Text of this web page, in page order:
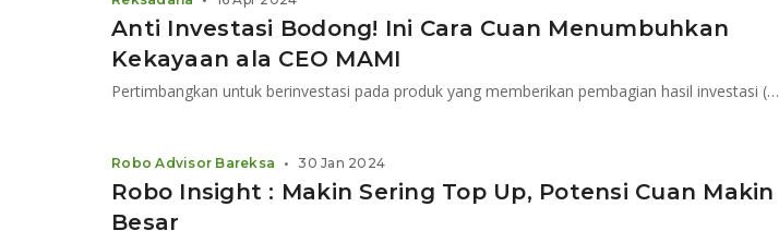
Anti Investasi Bodong! Ini Cara Cuan Menumbuhkan
Kekayaan ala CEO MAMI
Pertimbangkan untuk berinvestasi pada produk yang memberikan pembagian hasil investasi (PHI) setiap bulan
Robo Insight : Makin Sering Top Up, Potensi Cuan Makin
Besar
Robo Advisor Bareksa • 30 Jan 2024